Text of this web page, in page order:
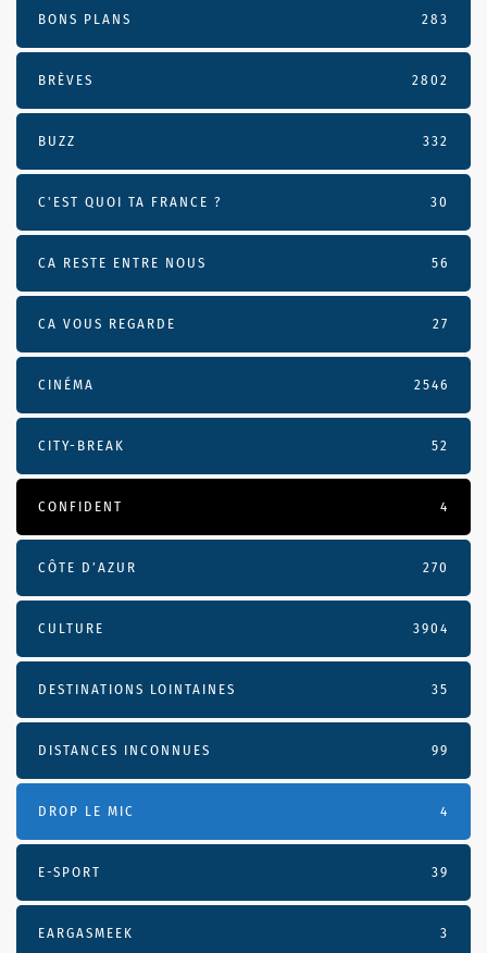
BONS PLANS 283
BRÈVES 2802
BUZZ 332
C'EST QUOI TA FRANCE ? 30
CA RESTE ENTRE NOUS 56
CA VOUS REGARDE 27
CINÉMA 2546
CITY-BREAK 52
CONFIDENT 4
CÔTE D’AZUR 270
CULTURE 3904
DESTINATIONS LOINTAINES 35
DISTANCES INCONNUES 99
DROP LE MIC 4
E-SPORT 39
EARGASMEEK 3